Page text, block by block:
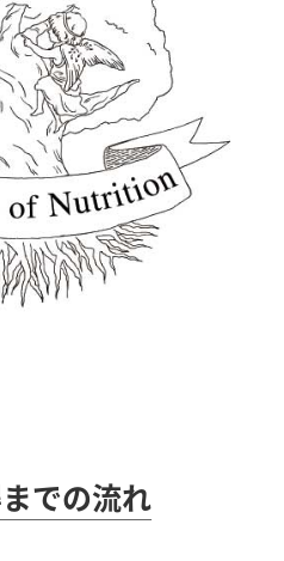
での流れ